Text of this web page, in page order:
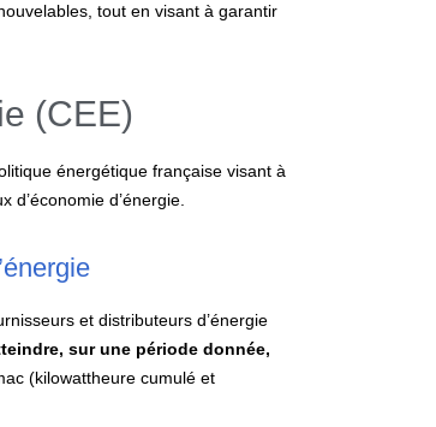
tout en visant à garantir
(CEE)
énergétique française visant à
d’énergie.
et distributeurs d’énergie
sur une période donnée,
(kilowattheure cumulé et